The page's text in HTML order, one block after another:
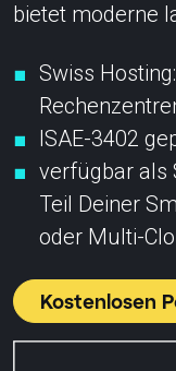
bietet moderne
Swiss
ISAE-3402
verfügbar als
Teil Deiner
oder Multi-
Kostenlosen